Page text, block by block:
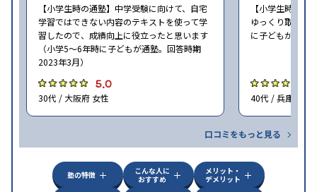
【小学生時の通塾】中学受験に向けて、自宅
学習ではできない内容のテキストを使って学
習したので、成績向上に役立ったと思います
（小学5〜6年時に子どもが通塾。回答時期
2023年3月）
5.0
30代 / 大阪府 女性
【小学生時の通
ゆっくり取り組
に子どもが通塾
40代 / 兵庫県 女
口コミをもっと見る
塾の特徴
こんな人に
おすすめ
メリット・
デメリット